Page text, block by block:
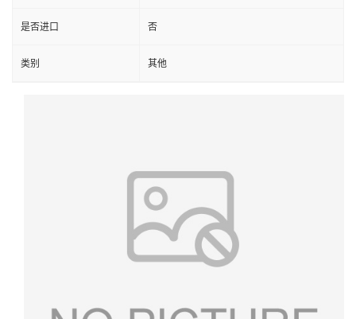
是否进口 否
类别 其他